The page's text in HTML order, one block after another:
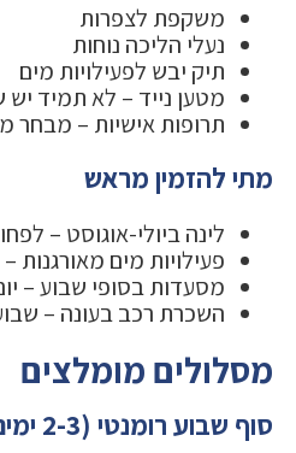
משקפת לצפרות
נעלי הליכה נוחות
תיק יבש לפעילויות מים
מטען נייד – לא תמיד יש
תרופות אישיות – מבחר
מתי להזמין מראש
לינה ביולי-אוגוסט –
פעילויות מים מאורגנות
מסעדות בסופי שבוע –
השכרת רכב בעונה –
מסלולים מומלצים
סוף שבוע רומנטי (2-3 ימים)